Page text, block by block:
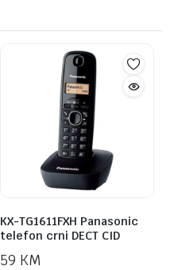
KX-TG1611FXH Panasonic
telefon crni DECT CID
59 KM